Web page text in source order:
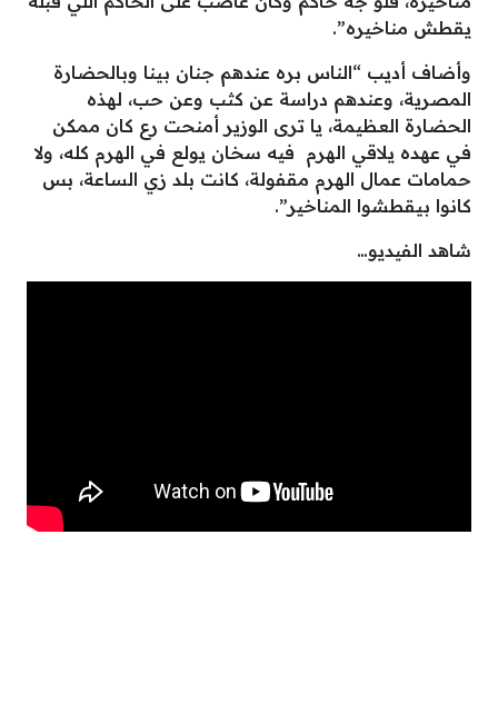
يقطش مناخيره”.
وأضاف أديب “الناس بره عندهم جنان بينا وبالحضارة
المصرية، وعندهم دراسة عن كثب وعن حب، لهذه
الحضارة العظيمة، يا ترى الوزير أمنحت رع كان ممكن
في عهده يلاقي الهرم فيه سخان يولع في الهرم كله، ولا
حمامات عمال الهرم مقفولة، كانت بلد زي الساعة، بس
كانوا بيقطشوا المناخير”.
شاهد الفيديو…